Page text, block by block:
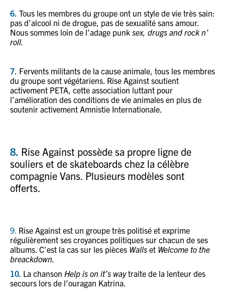
6. Tous les membres du groupe ont un style de vie très sain:
pas d’alcool ni de drogue, pas de sexualité sans amour.
Nous sommes loin de l’adage punk sex, drugs and rock n’
roll.
7. Fervents militants de la cause animale, tous les membres
du groupe sont végétariens. Rise Against soutient
activement PETA, cette association luttant pour
l’amélioration des conditions de vie animales en plus de
soutenir activement Amnistie Internationale.
8. Rise Against possède sa propre ligne de
souliers et de skateboards chez la célèbre
compagnie Vans. Plusieurs modèles sont
offerts.
9. Rise Against est un groupe très politisé et exprime
régulièrement ses croyances politiques sur chacun de ses
albums. C’est la cas sur les pièces Walls et Welcome to the
breackdown.
10. La chanson Help is on it’s waytraite de la lenteur des
secours lors de l’ouragan Katrina.